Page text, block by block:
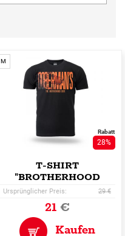
M
Rabatt
28%
T-SHIRT
"BROTHERHOOD
CODE"
Ursprünglicher Preis: 29 €
21€
Kaufen